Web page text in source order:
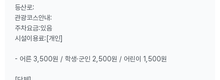
등산로:
관광코스안내:
주차요금:있음
시설이용료:[개인]
- 어른 3,500원 / 학생·군인 2,500원 / 어린이 1,500원